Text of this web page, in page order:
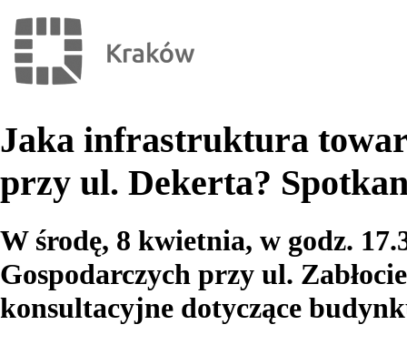
Jaka infrastruktura
przy ul. Dekerta?
W środę, 8 kwietnia, w godz.
Gospodarczych przy ul.
konsultacyjne dotyczące